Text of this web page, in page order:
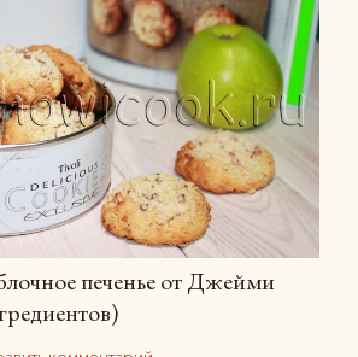
печенье от Джейми